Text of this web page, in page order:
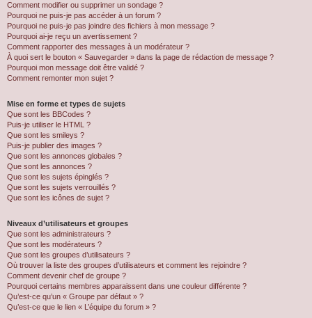
Comment modifier ou supprimer un sondage ?
Pourquoi ne puis-je pas accéder à un forum ?
Pourquoi ne puis-je pas joindre des fichiers à mon message ?
Pourquoi ai-je reçu un avertissement ?
Comment rapporter des messages à un modérateur ?
À quoi sert le bouton « Sauvegarder » dans la page de rédaction de message ?
Pourquoi mon message doit être validé ?
Comment remonter mon sujet ?
Mise en forme et types de sujets
Que sont les BBCodes ?
Puis-je utiliser le HTML ?
Que sont les smileys ?
Puis-je publier des images ?
Que sont les annonces globales ?
Que sont les annonces ?
Que sont les sujets épinglés ?
Que sont les sujets verrouillés ?
Que sont les icônes de sujet ?
Niveaux d’utilisateurs et groupes
Que sont les administrateurs ?
Que sont les modérateurs ?
Que sont les groupes d’utilisateurs ?
Où trouver la liste des groupes d’utilisateurs et comment les rejoindre ?
Comment devenir chef de groupe ?
Pourquoi certains membres apparaissent dans une couleur différente ?
Qu’est-ce qu’un « Groupe par défaut » ?
Qu’est-ce que le lien « L’équipe du forum » ?